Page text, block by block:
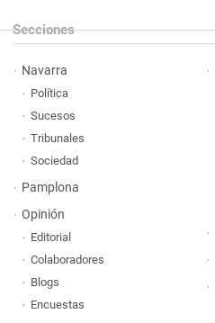
Secciones
Navarra
Política
Sucesos
Tribunales
Sociedad
Pamplona
Opinión
Editorial
Colaboradores
Blogs
Encuestas